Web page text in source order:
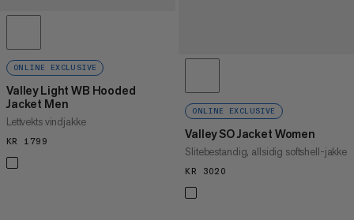
ONLINE EXCLUSIVE
Valley Light WB Hooded
Jacket Men
Lettvekts vindjakke
KR 1799
ONLINE EXCLUSIVE
Valley SO Jacket Women
Slitebestandig, allsidig softshell-jakke
KR 3020